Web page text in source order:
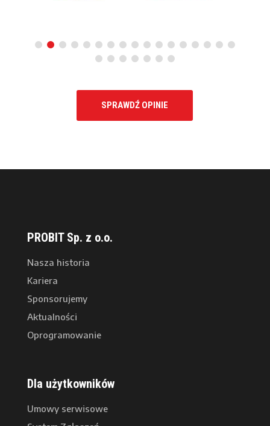
SPRAWDŹ OPINIE
PROBIT Sp. z o.o.
Nasza historia
Kariera
Sponsorujemy
Aktualności
Oprogramowanie
Dla użytkowników
Umowy serwisowe